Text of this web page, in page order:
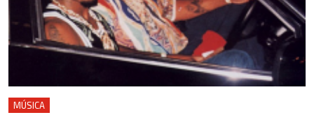
MÚSICA